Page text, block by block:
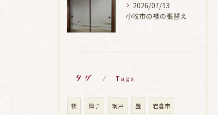
2026/07/13
小牧市の襖の張替え
タグ Tags
襖 障子 網戸 畳 岩倉市